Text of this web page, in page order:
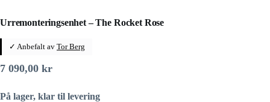
Urremonteringsenhet – The Rocket Rose
✓ Anbefalt av Tor Berg
7 090,00 kr
På lager, klar til levering